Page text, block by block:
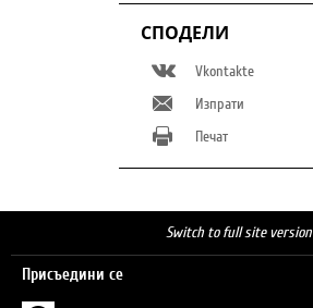
СПОДЕЛИ
Vkontakte
Изпрати
Печат
Switch to full site version
Присъедини се